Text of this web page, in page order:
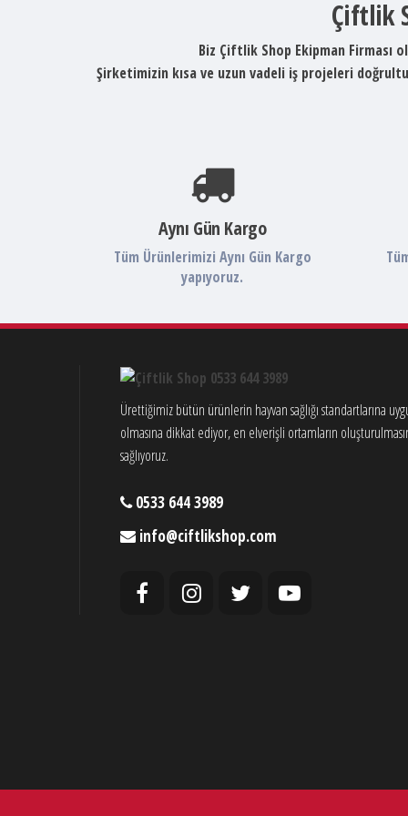
Çiftlik
Biz Çiftlik Shop Ekipman Firması
Şirketimizin kısa ve uzun vadeli iş projeleri
Aynı Gün Kargo
Tüm Ürünlerimizi Aynı Gün Kargo
yapıyoruz.
Ürettiğimiz bütün ürünlerin hayvan sağlığı standartlarına
olmasına dikkat ediyor, en elverişli ortamların
sağlıyoruz.
0533 644 3989
info@ciftlikshop.com